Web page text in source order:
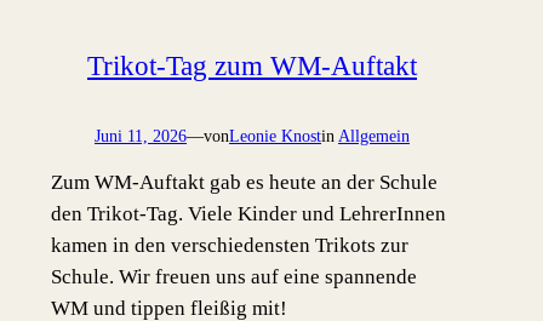
Trikot-Tag zum WM-Auftakt
Juni 11, 2026—vonLeonie KnostinAllgemein
Zum WM-Auftakt gab es heute an der Schule
den Trikot-Tag. Viele Kinder und LehrerInnen
kamen in den verschiedensten Trikots zur
Schule. Wir freuen uns auf eine spannende
WM und tippen fleißig mit!